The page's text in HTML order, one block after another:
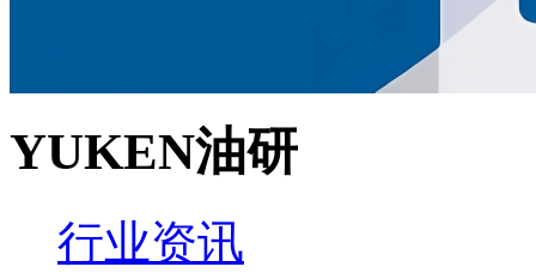
YUKEN油研
行业资讯